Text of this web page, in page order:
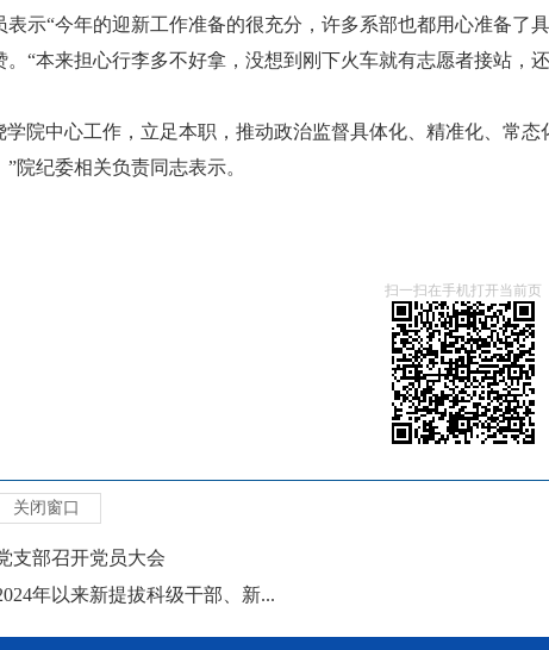
示“今年的迎新工作准备的很充分，许多系部也都用心准备了
“本来担心行李多不好拿，没想到刚下火车就有志愿者接站，
院中心工作，立足本职，推动政治监督具体化、精准化、常
院纪委相关负责同志表示。
扫一扫在手机打开当前页
关闭窗口
支部召开党员大会
年以来新提拔科级干部、新...